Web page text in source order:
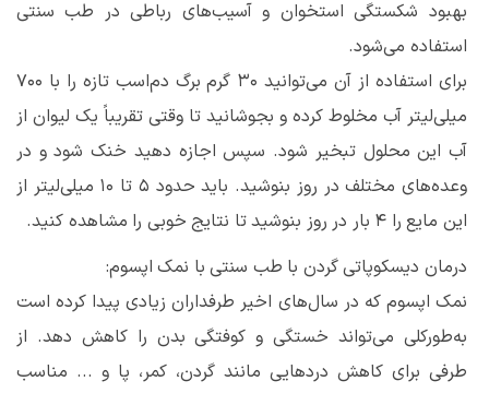
بهبود شکستگی استخوان و آسیب‌های رباطی در طب سنتی
استفاده می‌شود.
برای استفاده از آن می‌توانید ۳۰ گرم برگ دم‌اسب تازه را با ۷۰۰
میلی‌لیتر آب مخلوط کرده و بجوشانید تا وقتی تقریباً یک لیوان از
آب این محلول تبخیر شود. سپس اجازه دهید خنک شود و در
وعده‌های مختلف در روز بنوشید. باید حدود ۵ تا ۱۰ میلی‌لیتر از
این مایع را ۴ بار در روز بنوشید تا نتایج خوبی را مشاهده کنید.
درمان دیسکوپاتی گردن با طب سنتی با نمک اپسوم:
نمک اپسوم که در سال‌های اخیر طرفداران زیادی پیدا کرده است
به‌طورکلی می‌تواند خستگی و کوفتگی بدن را کاهش دهد. از
طرفی برای کاهش دردهایی مانند گردن، کمر، پا و ... مناسب